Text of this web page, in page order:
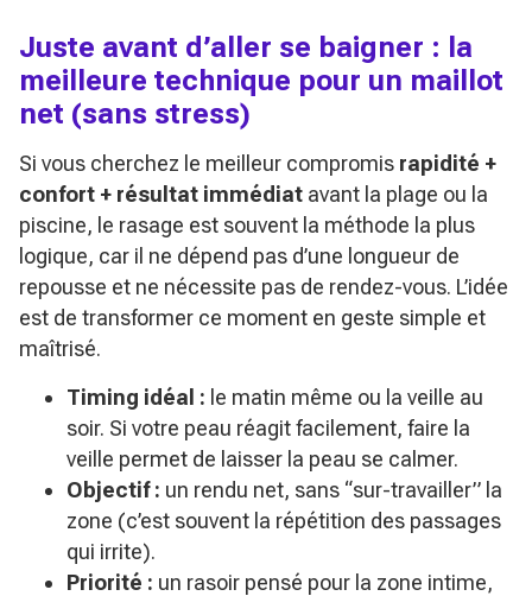
Juste avant d’aller se baigner : la
meilleure technique pour un maillot
net (sans stress)
Si vous cherchez le meilleur compromis rapidité +
confort + résultat immédiat avant la plage ou la
piscine, le rasage est souvent la méthode la plus
logique, car il ne dépend pas d’une longueur de
repousse et ne nécessite pas de rendez-vous. L’idée
est de transformer ce moment en geste simple et
maîtrisé.
Timing idéal : le matin même ou la veille au
soir. Si votre peau réagit facilement, faire la
veille permet de laisser la peau se calmer.
Objectif : un rendu net, sans “sur-travailler” la
zone (c’est souvent la répétition des passages
qui irrite).
Priorité : un rasoir pensé pour la zone intime,